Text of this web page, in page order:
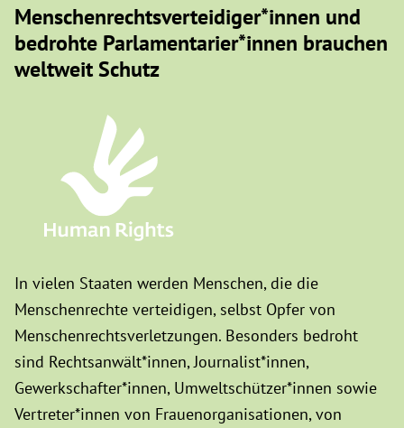
Menschenrechtsverteidiger*innen und
bedrohte Parlamentarier*innen brauchen
weltweit Schutz
In vielen Staaten werden Menschen, die die
Menschenrechte verteidigen, selbst Opfer von
Menschenrechtsverletzungen. Besonders bedroht
sind Rechtsanwält*innen, Journalist*innen,
Gewerkschafter*innen, Umweltschützer*innen sowie
Vertreter*innen von Frauenorganisationen, von